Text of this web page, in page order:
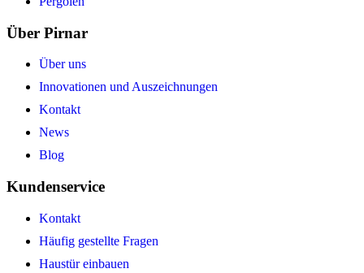
Über Pirnar
Über uns
Innovationen und Auszeichnungen
Kontakt
News
Blog
Kundenservice
Kontakt
Häufig gestellte Fragen
Haustür einbauen